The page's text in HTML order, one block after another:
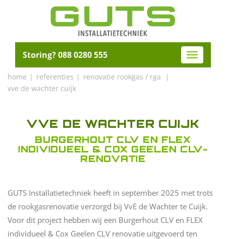
Storing? 088 0280 555
Toggle
home referenties
renovatie rookgas / rga
vve de wachter cuijk
VVE DE WACHTER CUIJK
BURGERHOUT CLV EN FLEX
INDIVIDUEEL & COX GEELEN CLV-
RENOVATIE
GUTS Installatietechniek heeft in september 2025 met trots
de rookgasrenovatie verzorgd bij VvE de Wachter te Cuijk.
Voor dit project hebben wij een Burgerhout CLV en FLEX
individueel & Cox Geelen CLV renovatie uitgevoerd ten